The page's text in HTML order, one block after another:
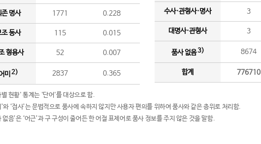
존 명사 1771 0.228
조 동사 115 0.015
형용사 52 0.007
미 2) 2837 0.365
수사·관형사·명사 3
대명사·관형사 3
품사 없음3) 8674
합계 776710
현황' 통계는 '단어'를 대상으로 함.
와 ‘접사’는 문법적으로 품사에 속하지 않지만 사용자 편의를 위하여 품사와 같은 층위로 처리함.
없음’은 ‘어근’과 구 구성이 줄어든 한 어절 표제어로 품사 정보를 주지 않은 것을 말함.